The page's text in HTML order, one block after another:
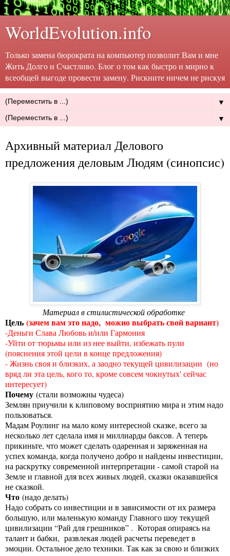
WorldEvolution.info
Только замена бюрократа на компьютер позволит Вам и мне
Жить Долго и Счастливо. Блог о том как быстро и мирно к
всеобщей выгоде провести замену. Рискните ничем не рискуя
▼
▼
Архивный материал Делового
предложения деловым Людям (синопсис)
Материал в стилистической обработке
Цель (зачем вам это надо, можно выбрать свой вариант)
-Деньги Слава Любовь и/или Гармония
-Уйти от тюрьмы или из нее выйти, избежать пули
(пояснения этой цели в конце предложения)
- Жизнь своя и близких, а заодно текущей цивилизации (но
вряд ли эта цель, кого то, кроме совсем чокнутых' сейчас
интересует)
Почему (стали возможны чудеса)
Землян приучили к клиповому восприятию мира и этим надо
пользоваться.
Мадам Роулинг на мало кому интересной сказке, всего за
несколько лет сделала имя и миллиарды баксов. А теперь
прикиньте, что может сделать одаренная и заряженная на
успех команда, когда получено добро и найдены инвестиции,
на раскрутку современной интерпретации - самой старой на
Земле и главной для всех живых людей, сказки оказавшейся
не сказкой.
Что (надо делать)
Надо собрать со инвестиции и в зависимости от их размера
большую, или маленькую команду Главного шоу текущей
цивилизации “Рай для грешников” . Которая опираясь на
талант и бабки, развлекая людей расчеты переведет в
эмоции. Остальное дело техники. Так как за свою и близких